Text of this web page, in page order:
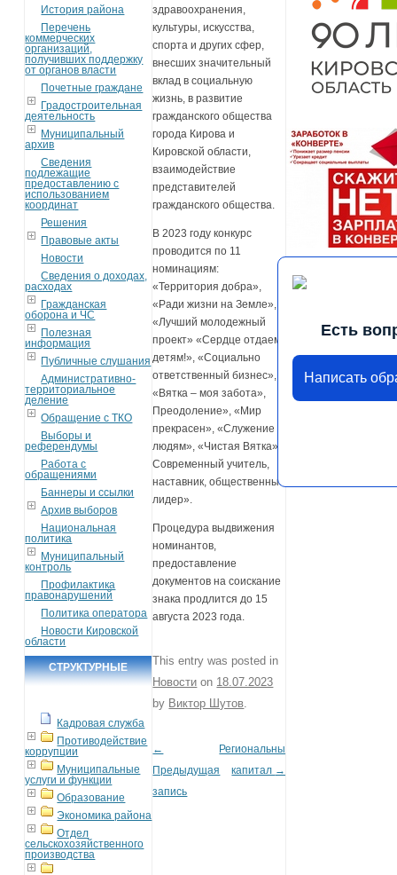
История района
Перечень
коммерческих
организаций,
получивших поддержку
от органов власти
Почетные граждане
Градостроительная
деятельность
Муниципальный
архив
Сведения
подлежащие
предоставлению с
использованием
координат
Решения
Правовые акты
Новости
Сведения о доходах,
расходах
Гражданская
оборона и ЧС
Полезная
информация
Публичные слушания
Административно-
территориальное
деление
Обращение с ТКО
Выборы и
референдумы
Работа с
обращениями
Баннеры и ссылки
Архив выборов
Национальная
политика
Муниципальный
контроль
Профилактика
правонарушений
Политика оператора
Новости Кировской
области
СТРУКТУРНЫЕ
Кадровая служба
Противодействие
коррупции
Муниципальные
услуги и функции
Образование
Экономика района
Отдел
сельскохозяйственного
производства
здравоохранения,
культуры, искусства,
спорта и других сфер,
внесших значительный
вклад в социальную
жизнь, в развитие
гражданского общества
города Кирова и
Кировской области,
взаимодействие
представителей
гражданского общества.
В 2023 году конкурс
проводится по 11
номинациям:
«Территория добра»,
«Ради жизни на Земле»,
«Лучший молодежный
проект» «Сердце отдаем
детям!», «Социально
ответственный бизнес»,
«Вятка – моя забота»,
Преодоление», «Мир
прекрасен», «Служение
людям», «Чистая Вятка»,
Современный учитель,
наставник, общественный
лидер».
Процедура выдвижения
номинантов,
предоставление
документов на соискание
знака продлится до 15
августа 2023 года.
This entry was posted in
Новости on 18.07.2023
by Виктор Шутов
Post navigation
←
Предыдущая
запись
Региональный
капитал →
Есть
Написать